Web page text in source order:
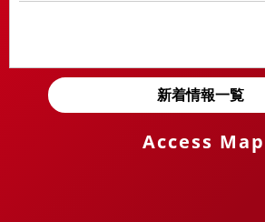
新着情報一覧
Access Map